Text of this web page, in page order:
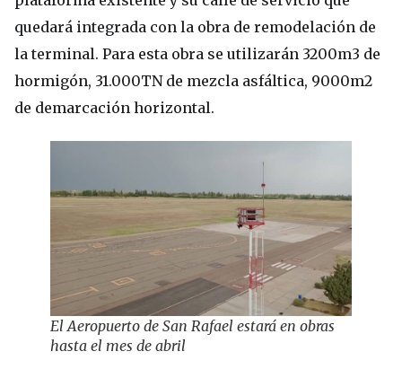
quedará integrada con la obra de remodelación de
la terminal. Para esta obra se utilizarán 3200m3 de
hormigón, 31.000TN de mezcla asfáltica, 9000m2
de demarcación horizontal.
El Aeropuerto de San Rafael estará en obras
hasta el mes de abril